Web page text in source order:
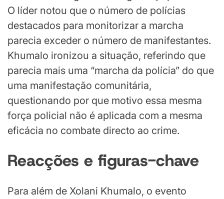
O líder notou que o número de polícias
destacados para monitorizar a marcha
parecia exceder o número de manifestantes.
Khumalo ironizou a situação, referindo que
parecia mais uma “marcha da polícia” do que
uma manifestação comunitária,
questionando por que motivo essa mesma
força policial não é aplicada com a mesma
eficácia no combate directo ao crime.
Reacções e figuras-chave
Para além de Xolani Khumalo, o evento